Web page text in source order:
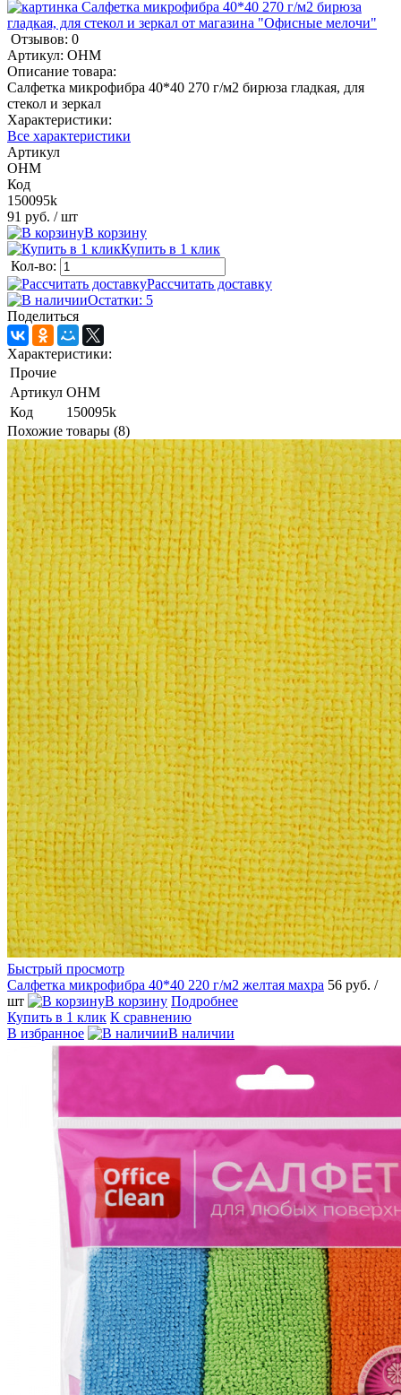
Отзывов: 0
Артикул: ОНМ
Описание товара:
Салфетка микрофибра 40*40 270 г/м2 бирюза гладкая, для
стекол и зеркал
Характеристики:
Все характеристики
Артикул
ОНМ
Код
150095k
91 руб. / шт
В корзину
Купить в 1 клик
Кол-во:
Рассчитать доставку
Остатки: 5
Поделиться
Характеристики:
Прочие
Артикул ОНМ
Код
150095k
Похожие товары (8)
Быстрый просмотр
Салфетка микрофибра 40*40 220 г/м2 желтая махра 56 руб. /
шт
В корзину Подробнее
Купить в 1 клик К сравнению
В избранное
В наличии